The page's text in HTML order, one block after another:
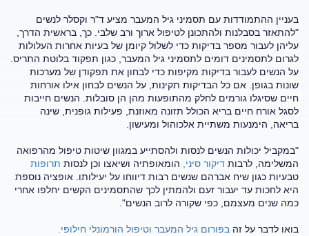
בעניין ההתמודדות עם תסמיני גיל המעבר מציע ד"ר וקסלר לנשים
"להתאזר בסבלנות ולהתכונן לטיפול ארוך ורב שלבי. כך, בראשית הדרך,
עליהן לעבור מספר בדיקות כדי לשלול קיומן של בעיות אחרות העלולות
לגרום לתסמינים דומים לתסמיני גיל המעבר, כגון תפקוד בלוטת התריס.
על הנשים לעבור בדיקות מקיפות כדי לבחון את תפקודן של מערכות
שונות בגופן. אם כל הבדיקות תקינות, על הנשים לבחון אילו אורחות
חיים שסיגלו גורמים לחלק מהתופעות מהן הן סובלות. הנשים חייבות
לסגל אורח חיים בריא הכולל תזונה מאוזנת, פעילות גופנית, שינה
בריאה, הימנעות משתיית אלכוהול ומעישון.
"במקביל יכולות הנשים לנסות ולהסתייע במגוון שיטות טיפול מהרפואה
המשלימה, לרבות דיקור סיני, הומאופתיה ושיאצו וכן לנסות תרופות
טבעיות כגון שיח אברהם שנשים רבות דיווחו על יעילותו. אופציה נוספת
היא לחכות עד יעבור זעם ולהמתין לכך שהתסמינים הקשים יחלפו אחרי
כמה שנים מעצמם, כפי שקורה לרוב הנשים".
בואו לדבר על זה בפורום גיל המעבר וטיפול הורמונלי חילופי.